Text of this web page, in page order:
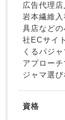
春
売れ筋ラン
ガールズ 上着
広告代理店
岩本繊維
具店など
社ECサイ
くるパジ
アプロー
ジャマ選
資格